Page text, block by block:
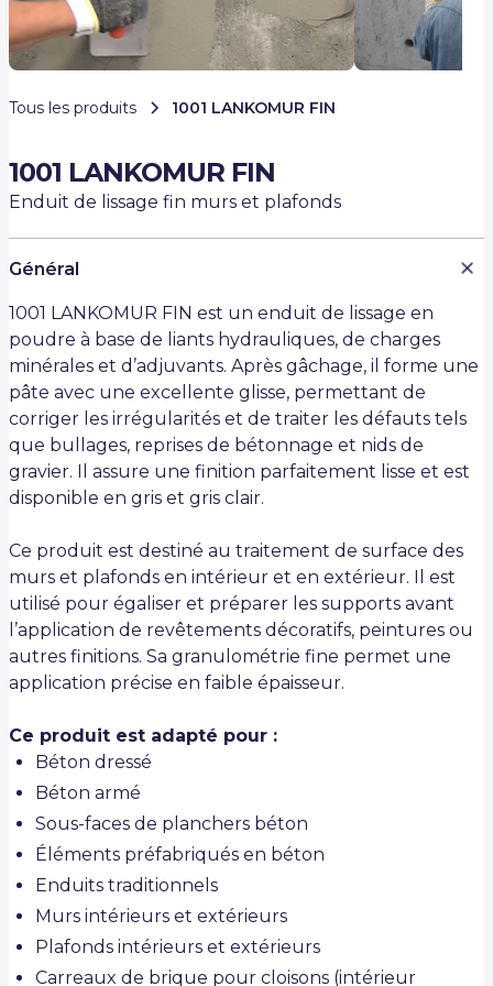
Tous les produits 1001 LANKOMUR FIN
1001 LANKOMUR FIN
Enduit de lissage fin murs et plafonds
Général
1001 LANKOMUR FIN est un enduit de lissage en
poudre à base de liants hydrauliques, de charges
minérales et d’adjuvants. Après gâchage, il forme une
pâte avec une excellente glisse, permettant de
corriger les irrégularités et de traiter les défauts tels
que bullages, reprises de bétonnage et nids de
gravier. Il assure une finition parfaitement lisse et est
disponible en gris et gris clair.
Ce produit est destiné au traitement de surface des
murs et plafonds en intérieur et en extérieur. Il est
utilisé pour égaliser et préparer les supports avant
l’application de revêtements décoratifs, peintures ou
autres finitions. Sa granulométrie fine permet une
application précise en faible épaisseur.
Ce produit est adapté pour :
Béton dressé
Béton armé
Sous-faces de planchers béton
Éléments préfabriqués en béton
Enduits traditionnels
Murs intérieurs et extérieurs
Plafonds intérieurs et extérieurs
Carreaux de brique pour cloisons (intérieur